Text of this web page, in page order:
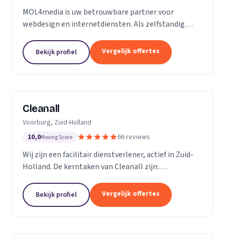
MOL4media is uw betrouwbare partner voor
webdesign en internetdiensten. Als zelfstandig
Content Management Systeem Joomla, zet ik, Ton
van der Helm,...
Bekijk profiel Vergelijk offertes
Cleanall
Voorburg, Zuid-Holland
10,0Moving Score 66 reviews
Wij zijn een facilitair dienstverlener, actief in Zuid-
Holland. De kerntaken van Cleanall zijn:
wij aanbieden in particulieren en zakelijke
omgevingen....
Bekijk profiel Vergelijk offertes